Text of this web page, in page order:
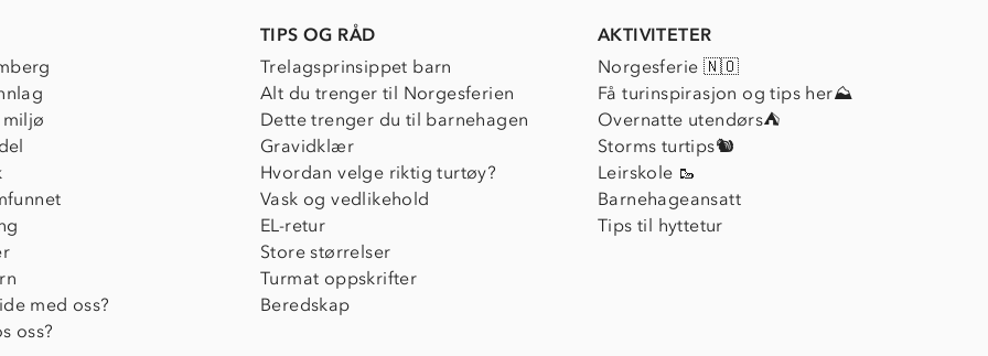
miljø
med oss?
oss?
TIPS OG RÅD
Trelagsprinsippet barn
Alt du trenger til Norgesferien
Dette trenger du til barnehagen
Gravidklær
Hvordan velge riktig turtøy?
Vask og vedlikehold
EL-retur
Store størrelser
Turmat oppskrifter
Beredskap
AKTIVITETER
Norgesferie 🇳🇴
Få turinspirasjon og tips her⛰
Overnatte utendørs⛺
Storms turtips🐿️
Leirskole 🥾
Barnehageansatt
Tips til hyttetur